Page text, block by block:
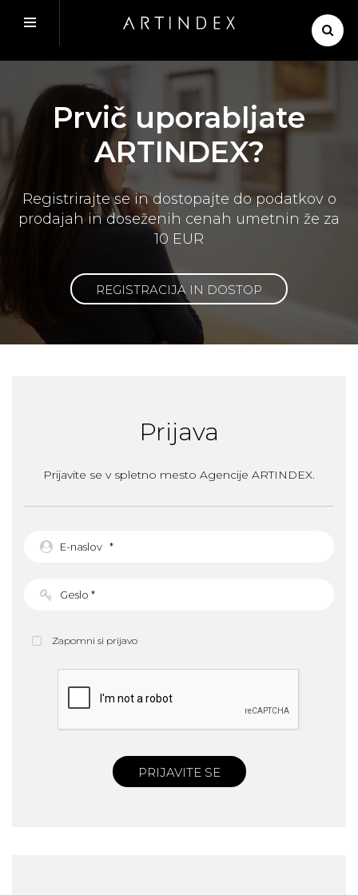
Prvič uporabljate
ARTINDEX?
Registrirajte se in dostopajte do podatkov o
prodajah in doseženih cenah umetnin že za
10 EUR
REGISTRACIJA IN DOSTOP
Prijava
Prijavite se v spletno mesto Agencije ARTINDEX.
Zapomni si prijavo
PRIJAVITE SE